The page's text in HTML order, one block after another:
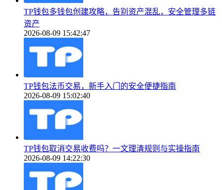
TP钱包多钱包创建攻略，告别资产混乱，安全管理多链
资产
2026-08-09 15:42:47
TP钱包法币交易，新手入门的安全便捷指南
2026-08-09 15:02:40
TP钱包取消交易收费吗？一文理清规则与实操指南
2026-08-09 14:22:30